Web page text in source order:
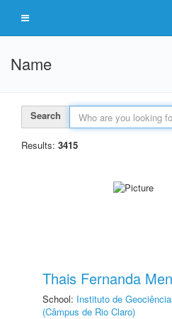
Name
Search
Results: 3415
Thais Fernanda
School: Instituto de
(Câmpus de Rio Claro)